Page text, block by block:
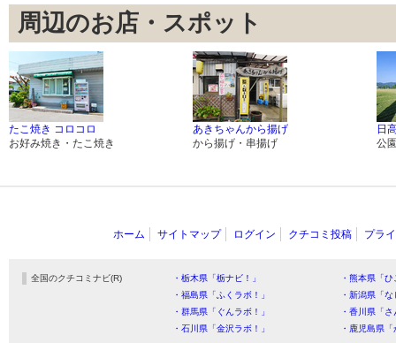
周辺のお店・スポット
たこ焼き コロコロ
お好み焼き・たこ焼き
あきちゃんから揚げ
から揚げ・串揚げ
日
公
ホーム サイトマップ ログイン クチコミ投稿 プラ
全国のクチコミナビ(R) ・栃木県「栃ナビ！」
・熊本県「
・福島県「ふくラボ！」
・新潟県「
・群馬県「ぐんラボ！」
・香川県「
・石川県「金沢ラボ！」
・鹿児島県